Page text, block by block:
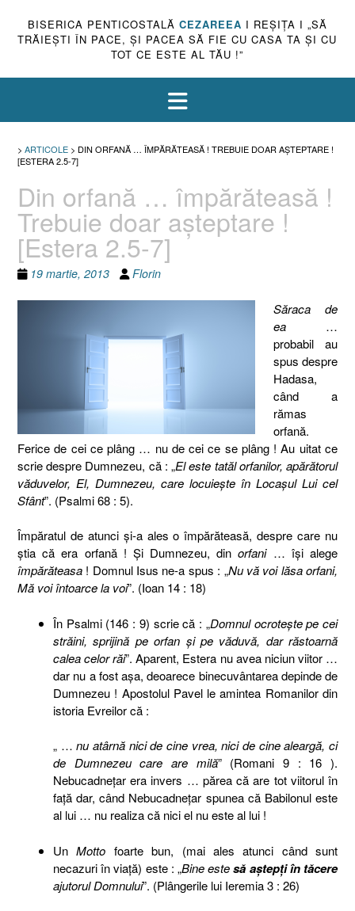
BISERICA PENTICOSTALĂ CEZAREEA I REŞIŢA I „SĂ
TRĂIEŞTI ÎN PACE, ŞI PACEA SĂ FIE CU CASA TA ŞI CU
TOT CE ESTE AL TĂU !”
> ARTICOLE > DIN ORFANĂ … ÎMPĂRĂTEASĂ ! TREBUIE DOAR AŞTEPTARE !
[ESTERA 2.5-7]
Din orfană … împărăteasă !
Trebuie doar aşteptare !
[Estera 2.5-7]
19 martie, 2013 Florin
Săraca de
ea…
probabil au
spus despre
Hadasa,
când a
rămas
orfană.
Ferice de cei ce plâng … nu de cei ce se plâng ! Au uitat ce
scrie despre Dumnezeu, că : „El este tatăl orfanilor, apărătorul
văduvelor, El, Dumnezeu, care locuieşte în Locaşul Lui cel
Sfânt”. (Psalmi 68 : 5).
Împăratul de atunci şi-a ales o împărăteasă, despre care nu
ştia că era orfană ! Şi Dumnezeu, dinorfani… îşi alege
împărăteasa ! Domnul Isus ne-a spus : „Nu vă voi lăsa orfani,
Mă voi întoarce la voi”. (Ioan 14 : 18)
În Psalmi (146 : 9) scrie că : „Domnul ocroteşte pe cei
străini, sprijină pe orfan şi pe văduvă, dar răstoarnă
calea celor răi”. Aparent, Estera nu avea niciun viitor …
dar nu a fost aşa, deoarece binecuvântarea depinde de
Dumnezeu ! Apostolul Pavel le amintea Romanilor din
istoria Evreilor că :
„ …nu atârnă nici de cine vrea, nici de cine aleargă, ci
de Dumnezeu care are milă” (Romani 9 : 16 ).
Nebucadneţar era invers … părea că are tot viitorul în
faţă dar, când Nebucadneţar spunea căBabilonul este
al lui … nu realiza că nici el nu este al lui !
UnMotto foarte bun, (mai ales atunci când sunt
necazuri în viaţă) este : „Bine estesă aştepţi în tăcere
ajutorul Domnului”. (Plângerile lui Ieremia 3 : 26)